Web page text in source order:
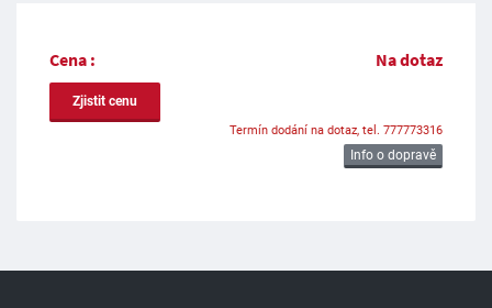
Cena : Na dotaz
Zjistit cenu
Termín dodání na dotaz, tel. 777773316
Info o dopravě